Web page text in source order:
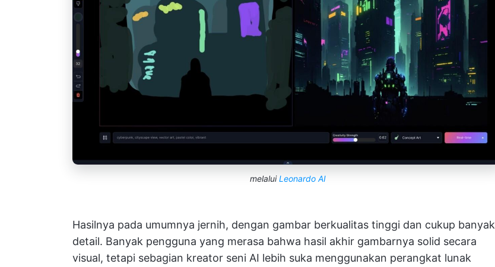
melaluiLeonardo AI
Hasilnya pada umumnya jernih, dengan gambar berkualitas tinggi dan cukup banyak
detail. Banyak pengguna yang merasa bahwa hasil akhir gambarnya solid secara
visual, tetapi sebagian kreator seni AI lebih suka menggunakan perangkat lunak